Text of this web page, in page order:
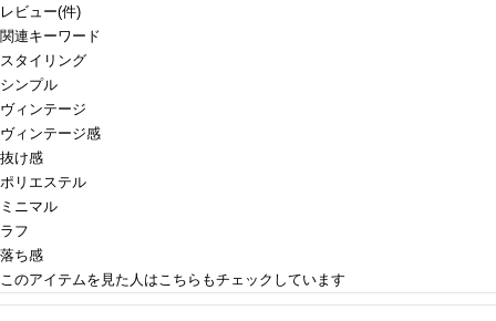
レビュー(件)
関連キーワード
スタイリング
シンプル
ヴィンテージ
ヴィンテージ感
抜け感
ポリエステル
ミニマル
ラフ
落ち感
このアイテムを見た人はこちらもチェックしています